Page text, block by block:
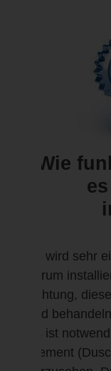
Wie
Es wird sehr
herum
Achtung,
und
Es ist
Element